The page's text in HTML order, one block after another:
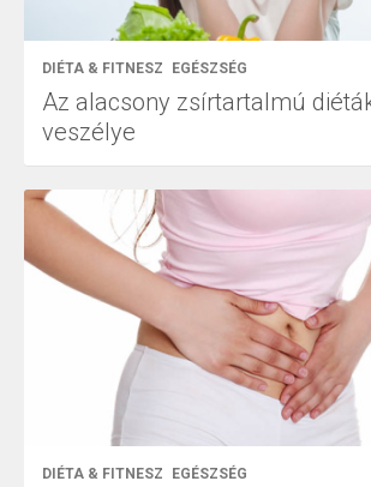
DIÉTA & FITNESZ EGÉSZSÉG
Az alacsony zsírtartalmú
veszélye
DIÉTA & FITNESZ EGÉSZSÉG